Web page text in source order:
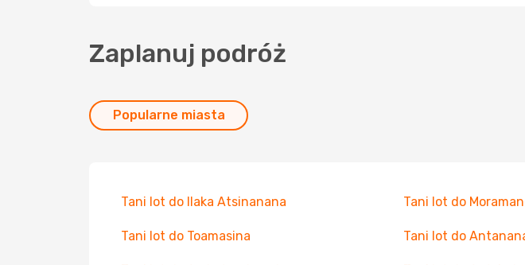
Zaplanuj podróż
Popularne miasta
Tani lot do Ilaka Atsinanana Tani lot do
Tani lot do Toamasina Tani lot do